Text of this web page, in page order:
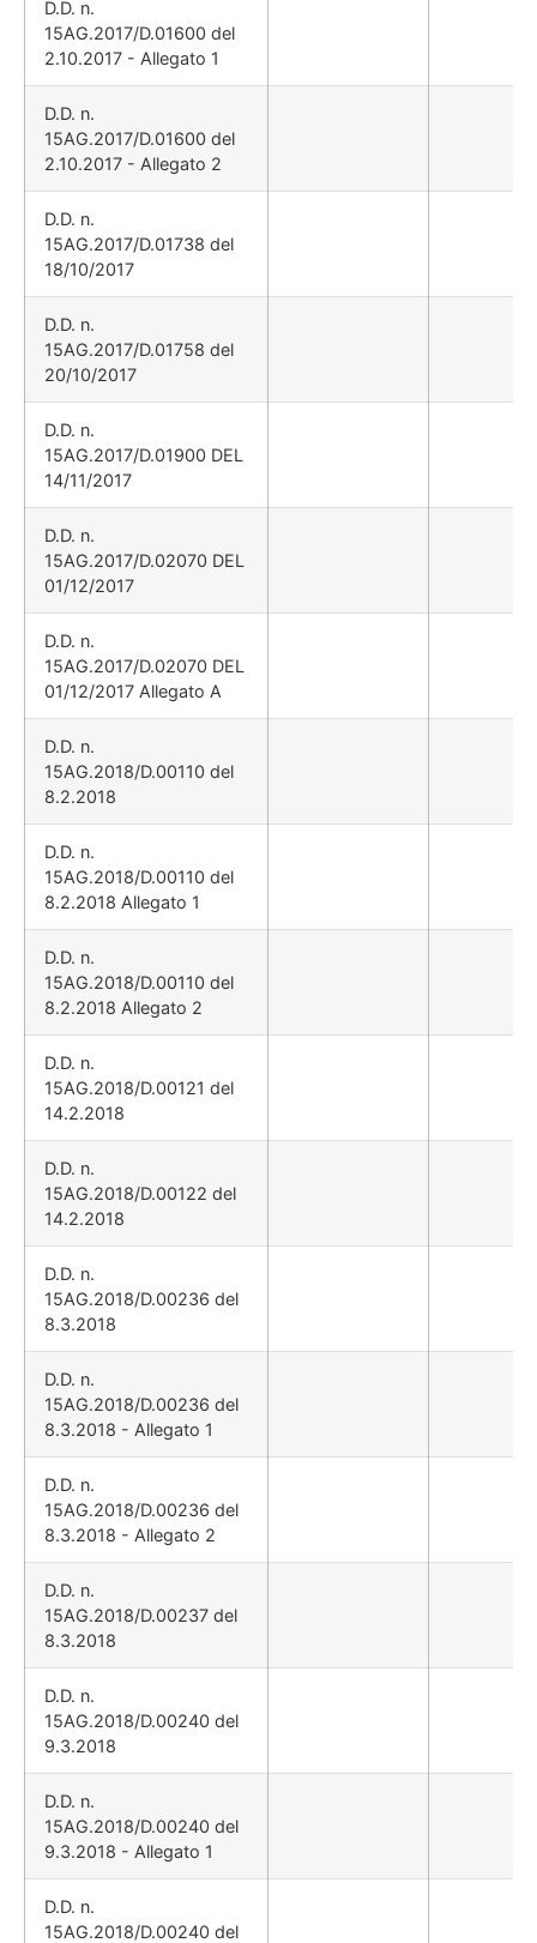
D.D. n.
15AG.2017/D.01600 del
2.10.2017 - Allegato 1
D.D. n.
15AG.2017/D.01600 del
2.10.2017 - Allegato 2
D.D. n.
15AG.2017/D.01738 del
18/10/2017
D.D. n.
15AG.2017/D.01758 del
20/10/2017
D.D. n.
15AG.2017/D.01900 DEL
14/11/2017
D.D. n.
15AG.2017/D.02070 DEL
01/12/2017
D.D. n.
15AG.2017/D.02070 DEL
01/12/2017 Allegato A
D.D. n.
15AG.2018/D.00110 del
8.2.2018
D.D. n.
15AG.2018/D.00110 del
8.2.2018 Allegato 1
D.D. n.
15AG.2018/D.00110 del
8.2.2018 Allegato 2
D.D. n.
15AG.2018/D.00121 del
14.2.2018
D.D. n.
15AG.2018/D.00122 del
14.2.2018
D.D. n.
15AG.2018/D.00236 del
8.3.2018
D.D. n.
15AG.2018/D.00236 del
8.3.2018 - Allegato 1
D.D. n.
15AG.2018/D.00236 del
8.3.2018 - Allegato 2
D.D. n.
15AG.2018/D.00237 del
8.3.2018
D.D. n.
15AG.2018/D.00240 del
9.3.2018
D.D. n.
15AG.2018/D.00240 del
9.3.2018 - Allegato 1
D.D. n.
15AG.2018/D.00240 del